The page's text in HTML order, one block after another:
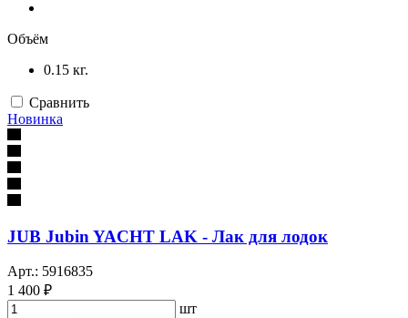
Объём
0.15 кг.
Сравнить
Новинка
JUB Jubin YACHT LAK - Лак для лодок
Арт.: 5916835
1 400 ₽
шт